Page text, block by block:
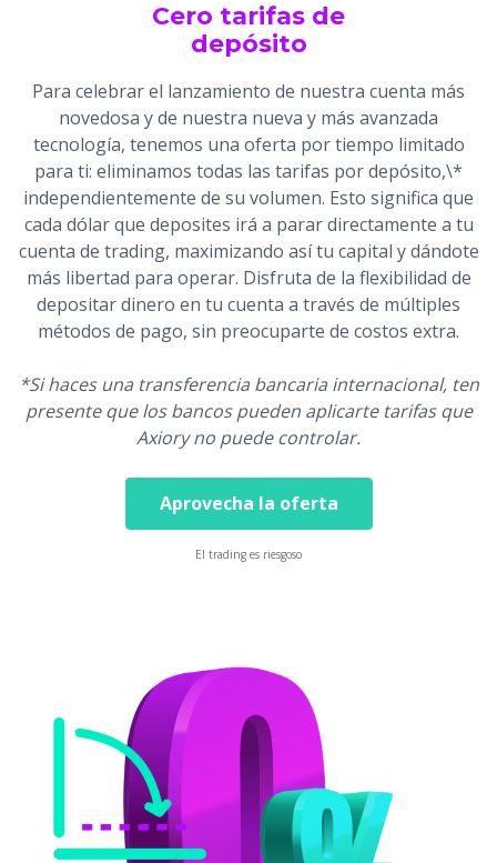
Cero tarifas de
depósito
Para celebrar el lanzamiento de nuestra cuenta más
novedosa y de nuestra nueva y más avanzada
tecnología, tenemos una oferta por tiempo limitado
para ti: eliminamos todas las tarifas por depósito,\*
independientemente de su volumen. Esto significa que
cada dólar que deposites irá a parar directamente a tu
cuenta de trading, maximizando así tu capital y dándote
más libertad para operar. Disfruta de la flexibilidad de
depositar dinero en tu cuenta a través de múltiples
métodos de pago, sin preocuparte de costos extra.
*Si haces una transferencia bancaria internacional, ten
presente que los bancos pueden aplicarte tarifas que
Axiory no puede controlar.
Aprovecha la oferta
El trading es riesgoso